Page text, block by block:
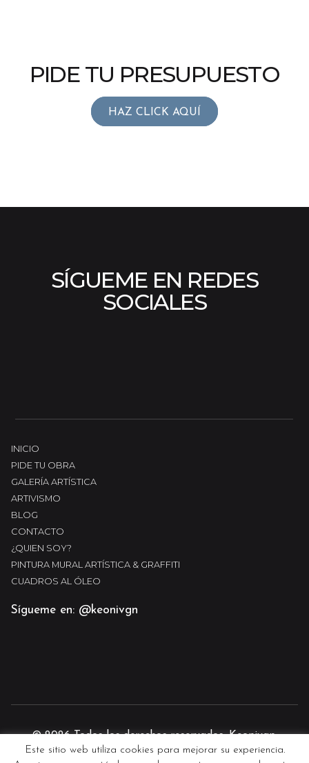
PIDE TU PRESUPUESTO
HAZ CLICK AQUÍ
SÍGUEME EN REDES
SOCIALES
INICIO
PIDE TU OBRA
GALERÍA ARTÍSTICA
ARTIVISMO
BLOG
CONTACTO
¿QUIEN SOY?
PINTURA MURAL ARTÍSTICA & GRAFFITI
CUADROS AL ÓLEO
Sígueme en: @keonivgn
© 2026 Todos los derechos reservados. Keonivgn.
Diseño y desarrollo web porGuille Martin
Este sitio web utiliza cookies para mejorar su experiencia.